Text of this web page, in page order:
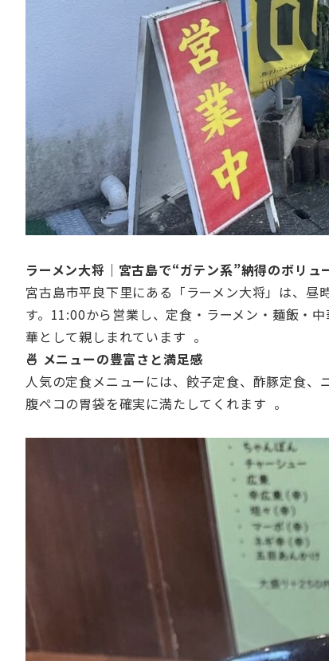
ラーメン大将｜宮古島で“ガテン系”納得のボリュ
宮古島市平良下里にある「ラーメン大将」は、
す。11:00から営業し、定食・ラーメン・麺飯・
華として親しまれています 。
🍜 メニューの豊富さと満足感
人気の定食メニューには、餃子定食、酢豚定食、
腹ペコの胃袋を確実に満たしてくれます 。